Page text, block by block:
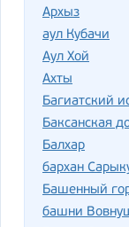
Архыз
аул Кубачи
Аул Хой
Ахты
Багиатский
Баксанская
Балхар
бархан
Башенный
башни